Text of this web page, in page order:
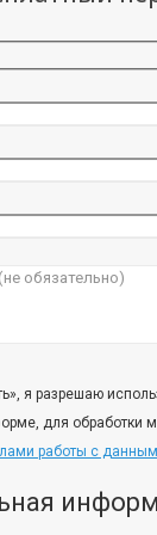
я разрешаю
для обработки
работы с